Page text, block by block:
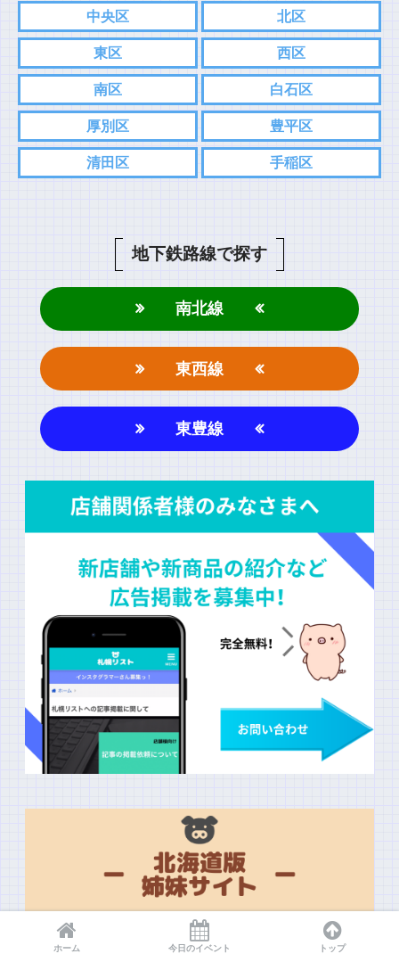
中央区 北区
東区 西区
南区 白石区
厚別区 豊平区
清田区 手稲区
地下鉄路線で探す
南北線
東西線
東豊線
ホーム 今日のイベント トップ